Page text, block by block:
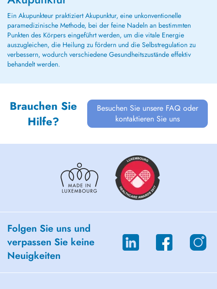
Ein Akupunkteur praktiziert Akupunktur, eine unkonventionelle
paramedizinische Methode, bei der feine Nadeln an bestimmten
Punkten des Körpers eingeführt werden, um die vitale Energie
auszugleichen, die Heilung zu fördern und die Selbstregulation zu
verbessern, wodurch verschiedene Gesundheitszustände effektiv
behandelt werden.
Brauchen Sie
Hilfe?
Besuchen Sie unsere FAQ oder
kontaktieren Sie uns
Folgen Sie uns und
verpassen Sie keine
Neuigkeiten